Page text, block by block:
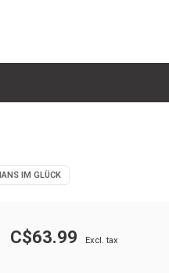
IM GLÜCK
C$63.99 Excl. tax